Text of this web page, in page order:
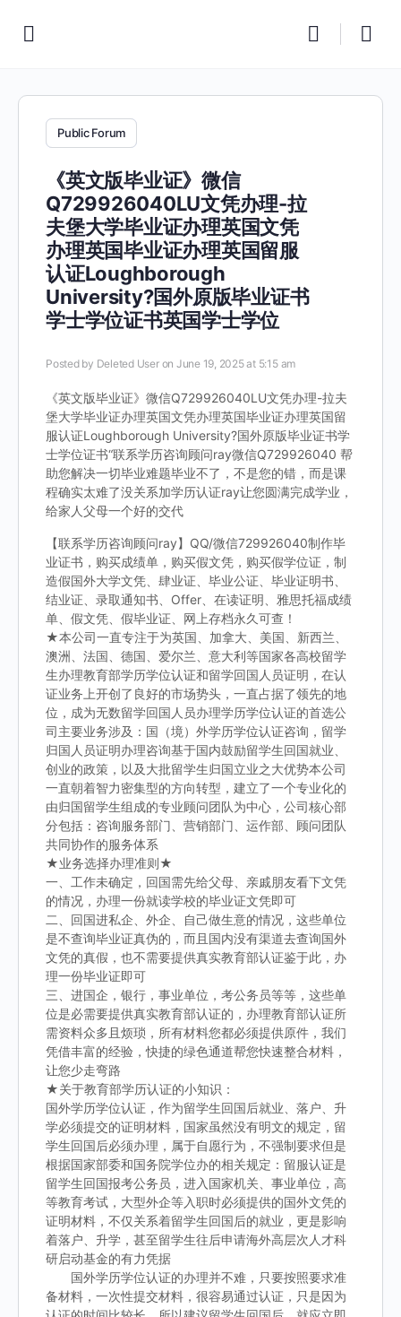
Public Forum
《英文版毕业证》微信
Q729926040LU文凭办理-拉
夫堡大学毕业证办理英国文凭
办理英国毕业证办理英国留服
认证Loughborough
University?国外原版毕业证书
学士学位证书英国学士学位
Posted by Deleted User on June 19, 2025 at 5:15 am
《英文版毕业证》微信Q729926040LU文凭办理-拉夫
堡大学毕业证办理英国文凭办理英国毕业证办理英国留
服认证Loughborough University?国外原版毕业证书学
士学位证书“联系学历咨询顾问ray微信Q729926040 帮
助您解决一切毕业难题毕业不了，不是您的错，而是课
程确实太难了没关系加学历认证ray让您圆满完成学业，
给家人父母一个好的交代
【联系学历咨询顾问ray】QQ/微信729926040制作毕
业证书，购买成绩单，购买假文凭，购买假学位证，制
造假国外大学文凭、肆业证、毕业公证、毕业证明书、
结业证、录取通知书、Offer、在读证明、雅思托福成绩
单、假文凭、假毕业证、网上存档永久可查！
★本公司一直专注于为英国、加拿大、美国、新西兰、
澳洲、法国、德国、爱尔兰、意大利等国家各高校留学
生办理教育部学历学位认证和留学回国人员证明，在认
证业务上开创了良好的市场势头，一直占据了领先的地
位，成为无数留学回国人员办理学历学位认证的首选公
司主要业务涉及：国（境）外学历学位认证咨询，留学
归国人员证明办理咨询基于国内鼓励留学生回国就业、
创业的政策，以及大批留学生归国立业之大优势本公司
一直朝着智力密集型的方向转型，建立了一个专业化的
由归国留学生组成的专业顾问团队为中心，公司核心部
分包括：咨询服务部门、营销部门、运作部、顾问团队
共同协作的服务体系
★业务选择办理准则★
一、工作未确定，回国需先给父母、亲戚朋友看下文凭
的情况，办理一份就读学校的毕业证文凭即可
二、回国进私企、外企、自己做生意的情况，这些单位
是不查询毕业证真伪的，而且国内没有渠道去查询国外
文凭的真假，也不需要提供真实教育部认证鉴于此，办
理一份毕业证即可
三、进国企，银行，事业单位，考公务员等等，这些单
位是必需要提供真实教育部认证的，办理教育部认证所
需资料众多且烦琐，所有材料您都必须提供原件，我们
凭借丰富的经验，快捷的绿色通道帮您快速整合材料，
让您少走弯路
★关于教育部学历认证的小知识：
国外学历学位认证，作为留学生回国后就业、落户、升
学必须提交的证明材料，国家虽然没有明文的规定，留
学生回国后必须办理，属于自愿行为，不强制要求但是
根据国家部委和国务院学位办的相关规定：留服认证是
留学生回国报考公务员，进入国家机关、事业单位，高
等教育考试，大型外企等入职时必须提供的国外文凭的
证明材料，不仅关系着留学生回国后的就业，更是影响
着落户、升学，甚至留学生往后申请海外高层次人才科
研启动基金的有力凭据
国外学历学位认证的办理并不难，只要按照要求准
备材料，一次性提交材料，很容易通过认证，只是因为